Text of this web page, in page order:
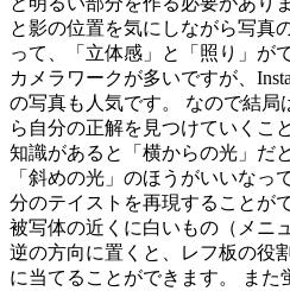
と影の位置を気にしながら写真
って、「立体感」と「照り」が
カメラワークが多いですが、
の写真も人気です。 なので結局
ら自分の正解を見つけていくこ
知識があると「横からの光」だ
「斜めの光」のほうがいいなっ
分のテイストを再現することが
被写体の近くに白いもの（メニ
逆の方向に置くと、レフ板の役
に当てることができます。 また